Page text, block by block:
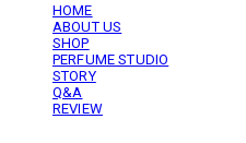
HOME
ABOUT US
SHOP
PERFUME STUDIO
STORY
Q&A
REVIEW